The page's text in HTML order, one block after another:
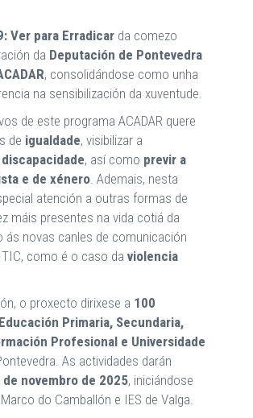
Ver para Erradicar da comezo
da Deputación de Pontevedra
, consolidándose como unha
na sensibilización da xuventude.
de este programa ACADAR quere
de igualdade, visibilizar a
, así como previr a
e de xénero. Ademais, nesta
atención a outras formas de
máis presentes na vida cotiá da
ás novas canles de comunicación
como é o caso da violencia
o proxecto dirixese a 100
Primaria, Secundaria,
Profesional e Universidade
As actividades darán
de novembro de 2025, iniciándose
do Camballón e IES de Valga.